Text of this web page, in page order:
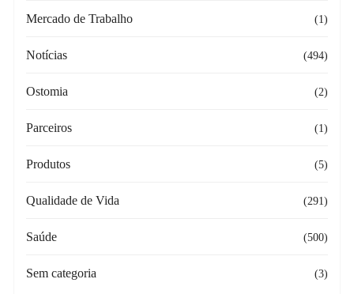
Mercado de Trabalho (1)
Notícias (494)
Ostomia (2)
Parceiros (1)
Produtos (5)
Qualidade de Vida (291)
Saúde (500)
Sem categoria (3)